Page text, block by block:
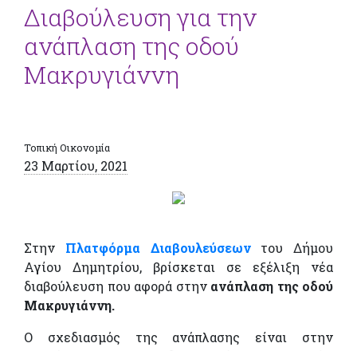
Διαβούλευση για την
ανάπλαση της οδού
Μακρυγιάννη
Τοπική Οικονομία
23 Μαρτίου, 2021
Στην Πλατφόρμα Διαβουλεύσεωντου Δήμου
Αγίου Δημητρίου, βρίσκεται σε εξέλιξη νέα
διαβούλευση που αφορά στην ανάπλαση της οδού
Μακρυγιάννη.
Ο σχεδιασμός της ανάπλασης είναι στην